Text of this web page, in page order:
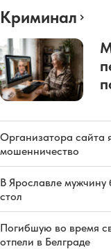
Криминал
Организатора сайта
мошенничество
В Ярославле мужчину
стол
Погибшую во время
отпели в Белграде